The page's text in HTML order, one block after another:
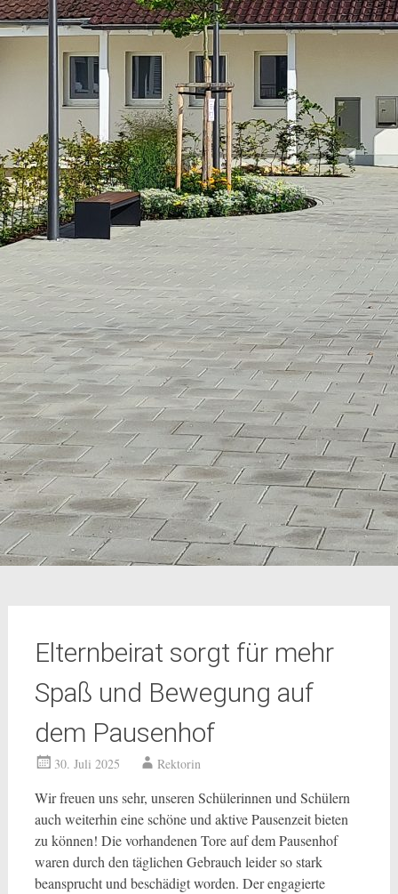
Elternbeirat sorgt für mehr
Spaß und Bewegung auf
dem Pausenhof
30. Juli 2025 Rektorin
Wir freuen uns sehr, unseren Schülerinnen und Schülern
auch weiterhin eine schöne und aktive Pausenzeit bieten
zu können! Die vorhandenen Tore auf dem Pausenhof
waren durch den täglichen Gebrauch leider so stark
beansprucht und beschädigt worden. Der engagierte